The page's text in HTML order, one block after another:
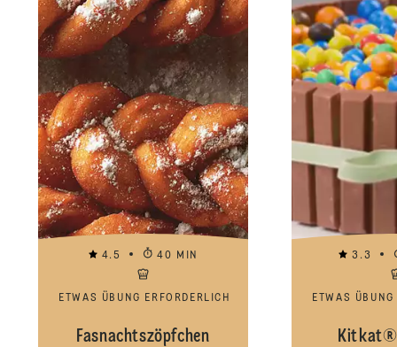
4.5 40 MIN
ETWAS ÜBUNG ERFORDERLICH
Fasnachtszöpfchen
3.3
ETWAS